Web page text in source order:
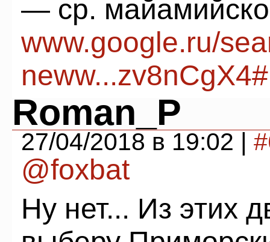
— ср.
www.google.ru/
Roman_P
27/04/2018 в 19:02 |
@foxbat
Ну нет... Из этих